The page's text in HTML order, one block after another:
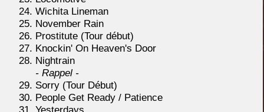
Wichita Lineman
November Rain
Prostitute (Tour début)
Knockin' On Heaven's Door
Nightrain
- Rappel -
Sorry (Tour Début)
People Get Ready / Patience